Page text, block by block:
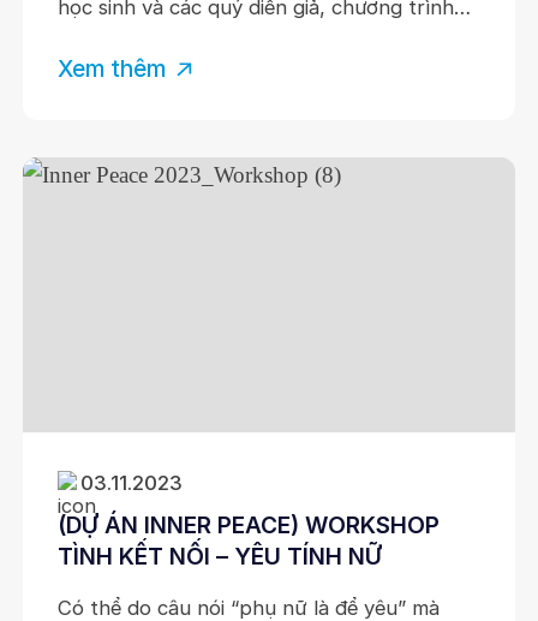
học sinh và các quý diễn giả, chương trình
nghĩa. Buổi trao đổi không chỉ mang đến
Xem thêm
03.11.2023
(DỰ ÁN INNER PEACE) WORKSHOP
TÌNH KẾT NỐI – YÊU TÍNH NỮ
Có thể do câu nói “phụ nữ là để yêu” mà